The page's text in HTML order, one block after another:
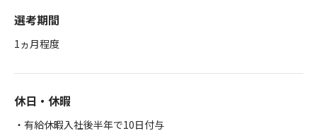
選考期間
1ヵ月程度
休日・休暇
・有給休暇入社後半年で10日付与